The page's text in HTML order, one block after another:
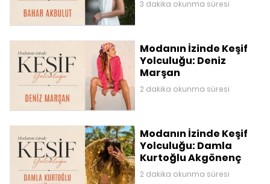
3 dakika okunma süresi
Modanın İzinde Keşif
Yolculuğu: Deniz
Marşan
2 dakika okunma süresi
Modanın İzinde Keşif
Yolculuğu: Damla
Kurtoğlu Akgönenç
2 dakika okunma süresi